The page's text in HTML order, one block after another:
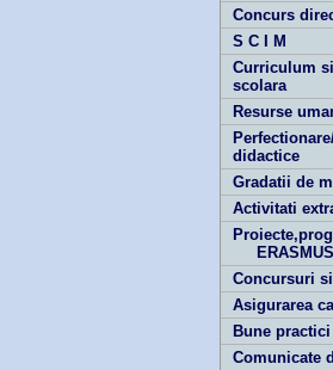
Concurs
S C I M
Curriculum
scolara
Resurse
didactice
Gradatii de
Activitati
Concursuri
Asigurarea
Bune
Comunicate